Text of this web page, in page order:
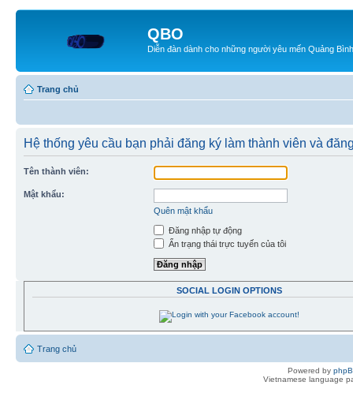
QBO
Diễn đàn dành cho những người yêu mến Quảng Bình
Trang chủ
Hệ thống yêu cầu bạn phải đăng ký làm thành viên và
Tên thành viên:
Mật khẩu:
Quên mật khẩu
Đăng nhập tự động
Ẩn trạng thái trực tuyến của tôi
SOCIAL LOGIN OPTIONS
Trang chủ
Powered by
Vietnamese language